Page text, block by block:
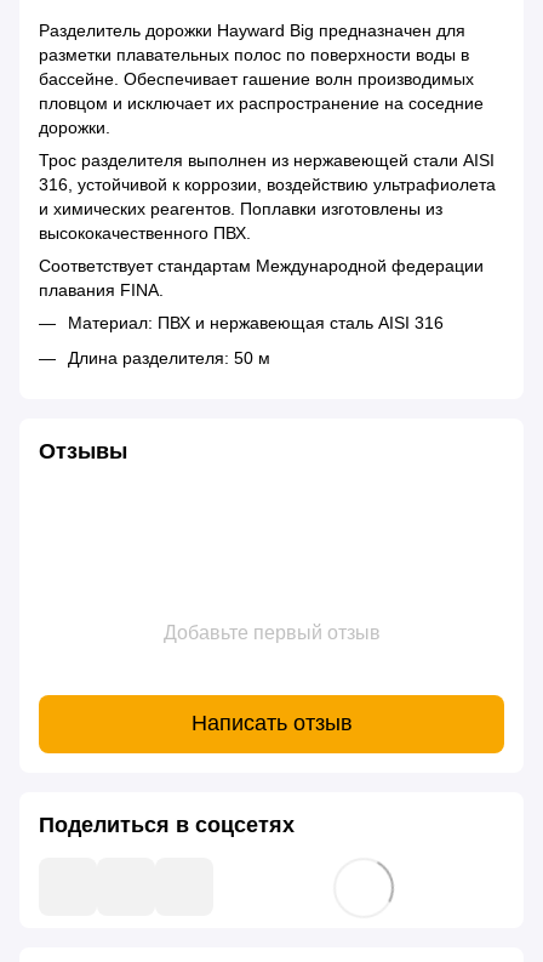
Разделитель дорожки Hayward Big предназначен для
разметки плавательных полос по поверхности воды в
бассейне. Обеспечивает гашение волн производимых
пловцом и исключает их распространение на соседние
дорожки.
Трос разделителя выполнен из нержавеющей стали AISI
316, устойчивой к коррозии, воздействию ультрафиолета
и химических реагентов. Поплавки изготовлены из
высококачественного ПВХ.
Соответствует стандартам Международной федерации
плавания FINA.
Материал: ПВХ и нержавеющая сталь AISI 316
Длина разделителя: 50 м
Отзывы
Добавьте первый отзыв
Написать отзыв
Поделиться в соцсетях